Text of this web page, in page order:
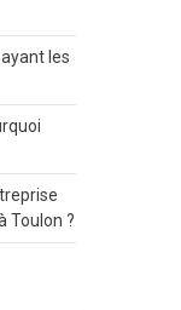
les
Toulon ?